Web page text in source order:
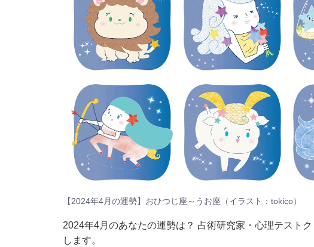
【2024年4月の運勢】おひつじ座～うお座（イラスト： tokico）
2024年4月のあなたの運勢は？ 占術研究家・心理テスト
します。